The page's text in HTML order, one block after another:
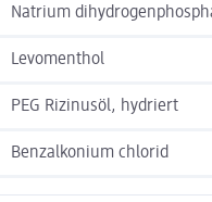
Natrium
Levomenthol
PEG Rizinusöl, hydriert
Benzalkonium chlorid